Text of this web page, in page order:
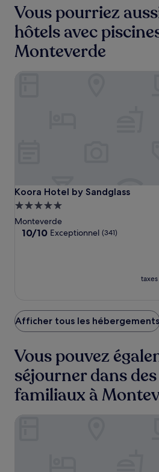
Vous pourriez
hôtels avec
Monteverde
Koora
Hotel
by
Sandglass
Koora Hotel by Sandglass
Koora Hotel by Sandglass
Hébergement
5.0 étoiles
Monteverde
10.0
10/10 Exceptionnel (341)
Koora Hotel by Sandglass
Afficher tous les hébergements
Vous pouvez
séjourner dans
familiaux à
Camino Verde Bed & Breakfast